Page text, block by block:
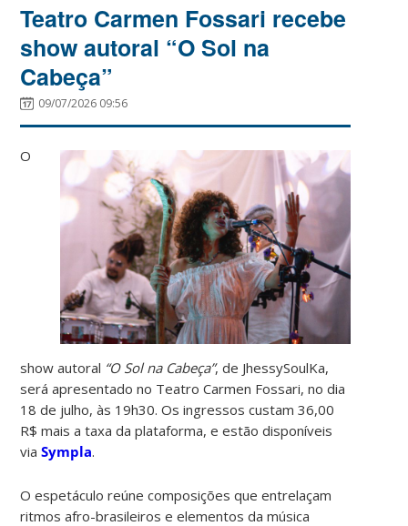
Teatro Carmen Fossari recebe
show autoral “O Sol na
Cabeça”
09/07/2026 09:56
O
show autoral “O Sol na Cabeça”, de JhessySoulKa,
será apresentado no Teatro Carmen Fossari, no dia
18 de julho, às 19h30. Os ingressos custam 36,00
R$ mais a taxa da plataforma, e estão disponíveis
viaSympla.
O espetáculo reúne composições que entrelaçam
ritmos afro-brasileiros e elementos da música